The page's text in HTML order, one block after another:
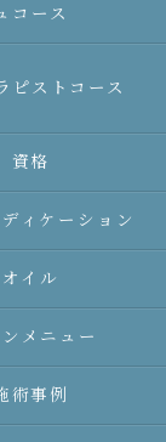
コース
ピストコース
資格
ィケーション
オイル
メニュー
術事例